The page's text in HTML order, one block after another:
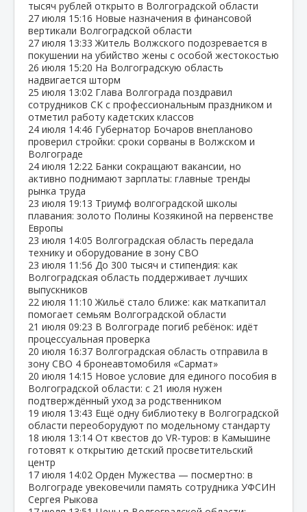
тысяч рублей открыто в Волгоградской области
27 июля 15:16 Новые назначения в финансовой
вертикали Волгоградской области
27 июля 13:33 Житель Волжского подозревается в
покушении на убийство жены с особой жестокостью
26 июля 15:20 На Волгоградскую область
надвигается шторм
25 июля 13:02 Глава Волгограда поздравил
сотрудников СК с профессиональным праздником и
отметил работу кадетских классов
24 июля 14:46 Губернатор Бочаров внепланово
проверил стройки: сроки сорваны в Волжском и
Волгограде
24 июля 12:22 Банки сокращают вакансии, но
активно поднимают зарплаты: главные тренды
рынка труда
23 июля 19:13 Триумф волгоградской школы
плавания: золото Полины Козякиной на первенстве
Европы
23 июля 14:05 Волгоградская область передала
технику и оборудование в зону СВО
23 июля 11:56 До 300 тысяч и стипендия: как
Волгоградская область поддерживает лучших
выпускников
22 июля 11:10 Жильё стало ближе: как маткапитал
помогает семьям Волгоградской области
21 июля 09:23 В Волгограде погиб ребёнок: идёт
процессуальная проверка
20 июля 16:37 Волгоградская область отправила в
зону СВО 4 бронеавтомобиля «Сармат»
20 июля 14:15 Новое условие для единого пособия в
Волгоградской области: с 21 июля нужен
подтверждённый уход за родственником
19 июля 13:43 Ещё одну библиотеку в Волгоградской
области переоборудуют по модельному стандарту
18 июля 13:14 От квестов до VR‑туров: в Камышине
готовят к открытию детский просветительский
центр
17 июля 14:02 Орден Мужества — посмертно: в
Волгограде увековечили память сотрудника УФСИН
Сергея Рыкова